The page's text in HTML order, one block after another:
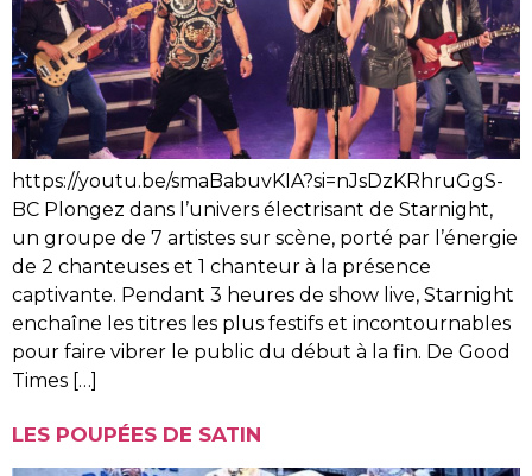
https://youtu.be/smaBabuvKIA?si=nJsDzKRhruGgS-
BC Plongez dans l’univers électrisant de Starnight,
un groupe de 7 artistes sur scène, porté par l’énergie
de 2 chanteuses et 1 chanteur à la présence
captivante. Pendant 3 heures de show live, Starnight
enchaîne les titres les plus festifs et incontournables
pour faire vibrer le public du début à la fin. De Good
Times […]
LES POUPÉES DE SATIN